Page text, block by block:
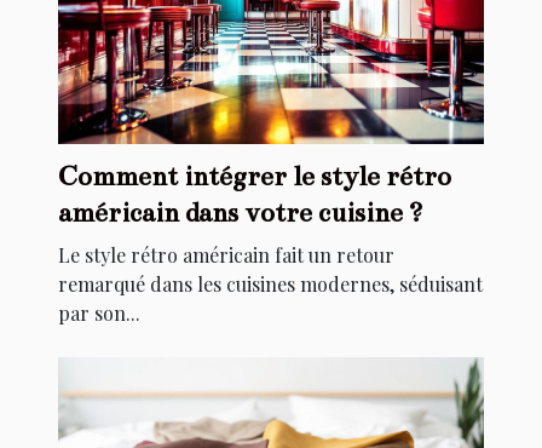
Comment intégrer le style rétro
américain dans votre cuisine ?
Le style rétro américain fait un retour
remarqué dans les cuisines modernes, séduisant
par son...